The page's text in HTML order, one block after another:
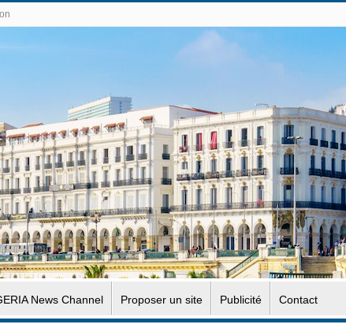
News Channel Proposer un site Publicité Contact